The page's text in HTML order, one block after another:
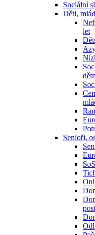
Sociální
Děti,
let
Senioři,